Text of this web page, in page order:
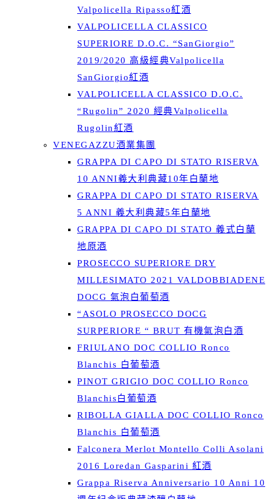
Valpolicella Ripasso紅酒
VALPOLICELLA CLASSICO
SUPERIORE D.O.C. “SanGiorgio”
2019/2020 高級經典Valpolicella
SanGiorgio紅酒
VALPOLICELLA CLASSICO D.O.C.
“Rugolin” 2020 經典Valpolicella
Rugolin紅酒
VENEGAZZU酒業集團
GRAPPA DI CAPO DI STATO RISERVA
10 ANNI義大利典藏10年白蘭地
GRAPPA DI CAPO DI STATO RISERVA
5 ANNI 義大利典藏5年白蘭地
GRAPPA DI CAPO DI STATO 義式白蘭
地原酒
PROSECCO SUPERIORE DRY
MILLESIMATO 2021 VALDOBBIADENE
DOCG 氣泡白葡萄酒
“ASOLO PROSECCO DOCG
SURPERIORE “ BRUT 有機氣泡白酒
FRIULANO DOC COLLIO Ronco
Blanchis 白葡萄酒
PINOT GRIGIO DOC COLLIO Ronco
Blanchis白葡萄酒
RIBOLLA GIALLA DOC COLLIO Ronco
Blanchis 白葡萄酒
Falconera Merlot Montello Colli Asolani
2016 Loredan Gasparini 紅酒
Grappa Riserva Anniversario 10 Anni 10